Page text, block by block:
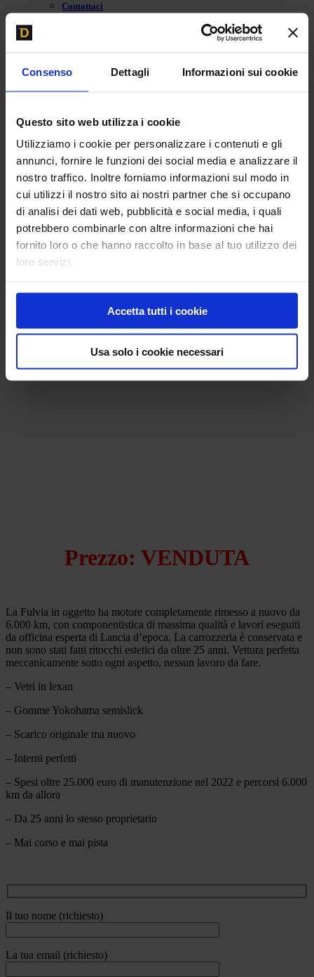
Consenso Dettagli Informazioni sui cookie
Questo sito web utilizza i cookie
Utilizziamo i cookie per personalizzare i contenuti e gli
annunci, fornire le funzioni dei social media e analizzare il
nostro traffico. Inoltre forniamo informazioni sul modo in
cui utilizzi il nostro sito ai nostri partner che si occupano
di analisi dei dati web, pubblicità e social media, i quali
potrebbero combinarle con altre informazioni che hai
fornito loro o che hanno raccolto in base al tuo utilizzo dei
loro servizi.
Accetta tutti i cookie
Usa solo i cookie necessari
Contattaci
Marketplace
VENDUTA: Lancia Fulvia
Coupé Rally HF 1600
“Fanalone”
Prezzo: VENDUTA
La Fulvia in oggetto ha motore completamente rimesso a nuovo da
6.000 km, con componentistica di massima qualità e lavori eseguiti
da officina esperta di Lancia d’epoca. La carrozzeria è conservata e
non sono stati fatti ritocchi estetici da oltre 25 anni. Vettura perfetta
meccanicamente sotto ogni aspetto, nessun lavoro da fare.
– Vetri in lexan
– Gomme Yokohama semislick
– Scarico originale ma nuovo
– Interni perfetti
– Spesi oltre 25.000 euro di manutenzione nel 2022 e percorsi 6.000
km da allora
– Da 25 anni lo stesso proprietario
– Mai corso e mai pista
Il tuo nome (richiesto)
La tua email (richiesto)